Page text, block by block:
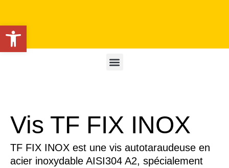
Vis TF FIX INOX
TF FIX INOX est une vis autotaraudeuse en
acier inoxydable AISI304 A2, spécialement
Ouvrir la barre d’outils